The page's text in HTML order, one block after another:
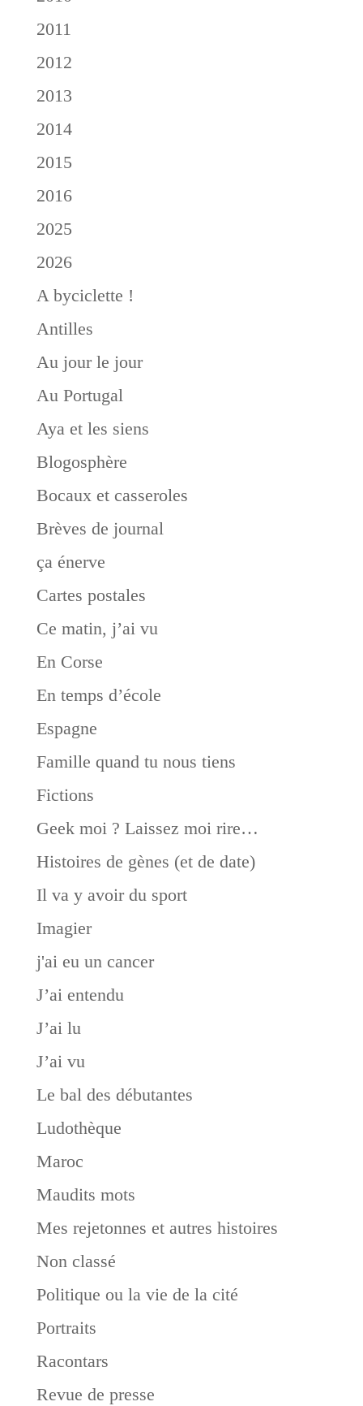
2011
2012
2013
2014
2015
2016
2025
2026
A byciclette !
Antilles
Au jour le jour
Au Portugal
Aya et les siens
Blogosphère
Bocaux et casseroles
Brèves de journal
ça énerve
Cartes postales
Ce matin, j’ai vu
En Corse
En temps d’école
Espagne
Famille quand tu nous tiens
Fictions
Geek moi ? Laissez moi rire…
Histoires de gènes (et de date)
Il va y avoir du sport
Imagier
j'ai eu un cancer
J’ai entendu
J’ai lu
J’ai vu
Le bal des débutantes
Ludothèque
Maroc
Maudits mots
Mes rejetonnes et autres histoires
Non classé
Politique ou la vie de la cité
Portraits
Racontars
Revue de presse